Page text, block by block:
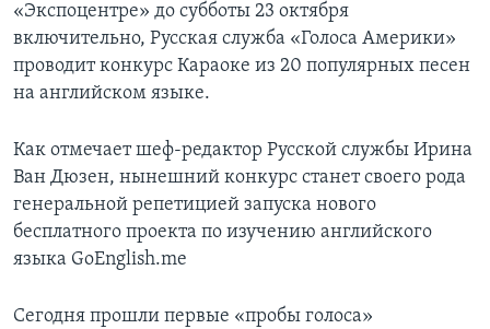
«Экспоцентре» до субботы 23 октября
включительно, Русская служба «Голоса Америки»
проводит конкурс Караоке из 20 популярных песен
на английском языке.
Как отмечает шеф-редактор Русской службы Ирина
Ван Дюзен, нынешний конкурс станет своего рода
генеральной репетицией запуска нового
бесплатного проекта по изучению английского
языка GoEnglish.me
Сегодня прошли первые «пробы голоса»